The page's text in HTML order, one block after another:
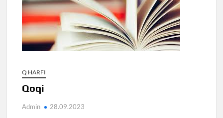
Q HARFI
Qoqi
Admin 28.09.2023